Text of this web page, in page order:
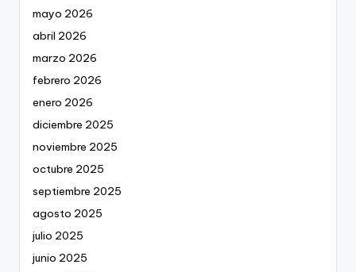
mayo 2026
abril 2026
marzo 2026
febrero 2026
enero 2026
diciembre 2025
noviembre 2025
octubre 2025
septiembre 2025
agosto 2025
julio 2025
junio 2025